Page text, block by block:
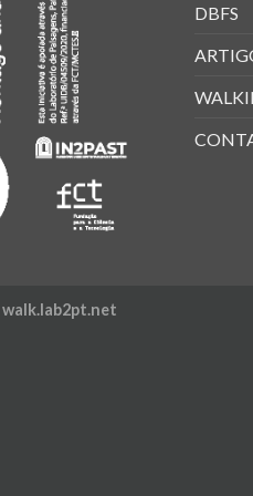
DBFS
walk.lab2pt.net